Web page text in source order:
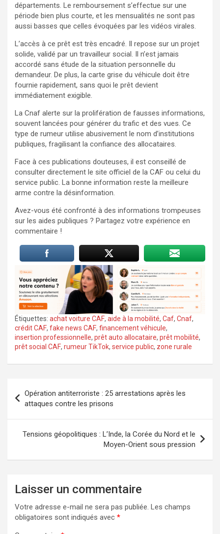
départements. Le remboursement s’effectue sur une
période bien plus courte, et les mensualités ne sont pas
aussi basses que celles évoquées par les vidéos virales.
L’accès à ce prêt est très encadré. Il repose sur un projet
solide, validé par un travailleur social. Il n’est jamais
accordé sans étude de la situation personnelle du
demandeur. De plus, la carte grise du véhicule doit être
fournie rapidement, sans quoi le prêt devient
immédiatement exigible.
La Cnaf alerte sur la prolifération de fausses informations,
souvent lancées pour générer du trafic et des vues. Ce
type de rumeur utilise abusivement le nom d’institutions
publiques, fragilisant la confiance des allocataires.
Face à ces publications douteuses, il est conseillé de
consulter directement le site officiel de la CAF ou celui du
service public. La bonne information reste la meilleure
arme contre la désinformation.
Avez-vous été confronté à des informations trompeuses
sur les aides publiques ? Partagez votre expérience en
commentaire !
Étiquettes: achat voiture CAF, aide à la mobilité, Caf, Cnaf,
crédit CAF, fake news CAF, financement véhicule,
insertion professionnelle, prêt auto allocataire, prêt mobilité,
prêt social CAF, rumeur TikTok, service public, zone rurale
de
l’article
Opération antiterroriste : 25 arrestations après les
attaques contre les prisons
Tensions géopolitiques : L’Inde, la Corée du Nord et le
Moyen-Orient sous pression
Laisser un commentaire
Votre adresse e-mail ne sera pas publiée. Les champs
obligatoires sont indiqués avec *